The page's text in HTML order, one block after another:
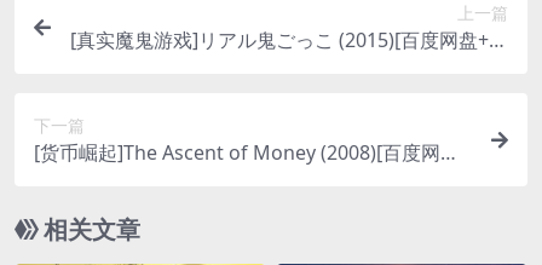
上一篇
[真实魔鬼游戏]リアル鬼ごっこ (2015)[百度网盘+夸
下一篇
[货币崛起]The Ascent of Money (2008)[百度网盘
载][MP4/11GB][中英字幕]
相关文章